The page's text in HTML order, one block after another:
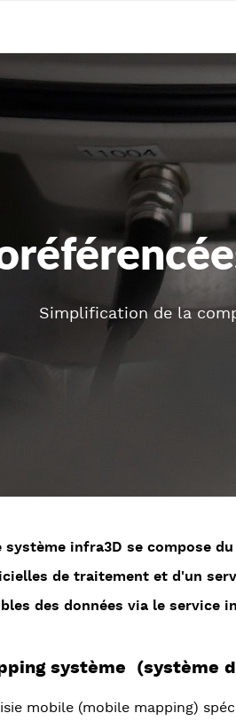
Simplification de la
infra3D se compose
de traitement et d'un
des données via le service
système (système
mobile (mobile mapping)